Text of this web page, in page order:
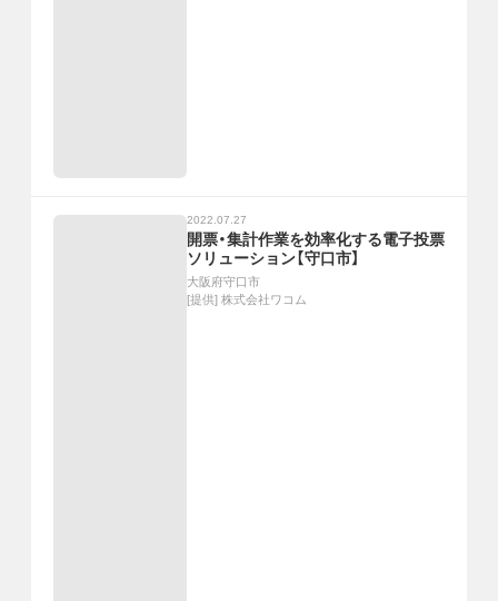
2022.07.27
開票・集計作業を効率化する電子投票
ソリューション【守口市】
大阪府守口市
[提供] 株式会社ワコム